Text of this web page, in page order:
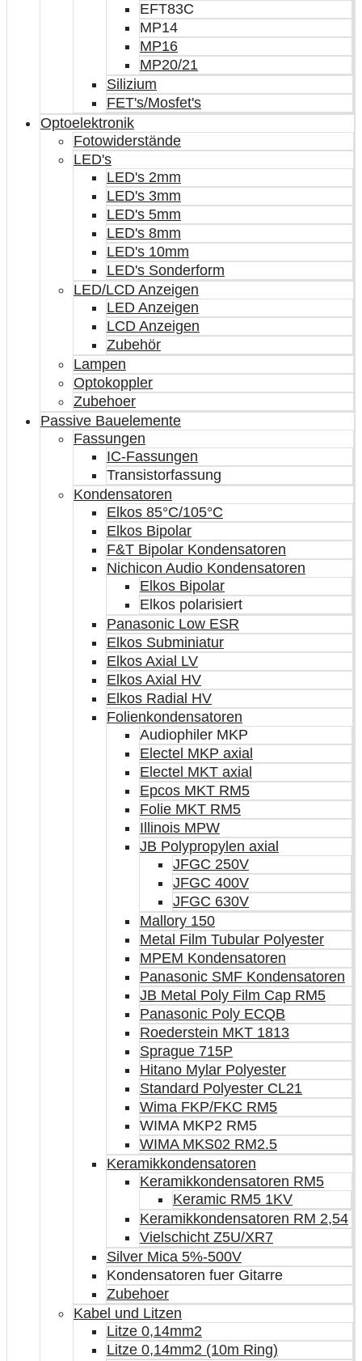
EFT83C
MP14
MP16
MP20/21
Silizium
FET's/Mosfet's
Optoelektronik
Fotowiderstände
LED's
LED's 2mm
LED's 3mm
LED's 5mm
LED's 8mm
LED's 10mm
LED's Sonderform
LED/LCD Anzeigen
LED Anzeigen
LCD Anzeigen
Zubehör
Lampen
Optokoppler
Zubehoer
Passive Bauelemente
Fassungen
IC-Fassungen
Transistorfassung
Kondensatoren
Elkos 85°C/105°C
Elkos Bipolar
F&T Bipolar Kondensatoren
Nichicon Audio Kondensatoren
Elkos Bipolar
Elkos polarisiert
Panasonic Low ESR
Elkos Subminiatur
Elkos Axial LV
Elkos Axial HV
Elkos Radial HV
Folienkondensatoren
Audiophiler MKP
Electel MKP axial
Electel MKT axial
Epcos MKT RM5
Folie MKT RM5
Illinois MPW
JB Polypropylen axial
JFGC 250V
JFGC 400V
JFGC 630V
Mallory 150
Metal Film Tubular Polyester
MPEM Kondensatoren
Panasonic SMF Kondensatoren
JB Metal Poly Film Cap RM5
Panasonic Poly ECQB
Roederstein MKT 1813
Sprague 715P
Hitano Mylar Polyester
Standard Polyester CL21
Wima FKP/FKC RM5
WIMA MKP2 RM5
WIMA MKS02 RM2.5
Keramikkondensatoren
Keramikkondensatoren RM5
Keramic RM5 1KV
Keramikkondensatoren RM 2,54
Vielschicht Z5U/XR7
Silver Mica 5%-500V
Kondensatoren fuer Gitarre
Zubehoer
Kabel und Litzen
Litze 0,14mm2
Litze 0,14mm2 (10m Ring)